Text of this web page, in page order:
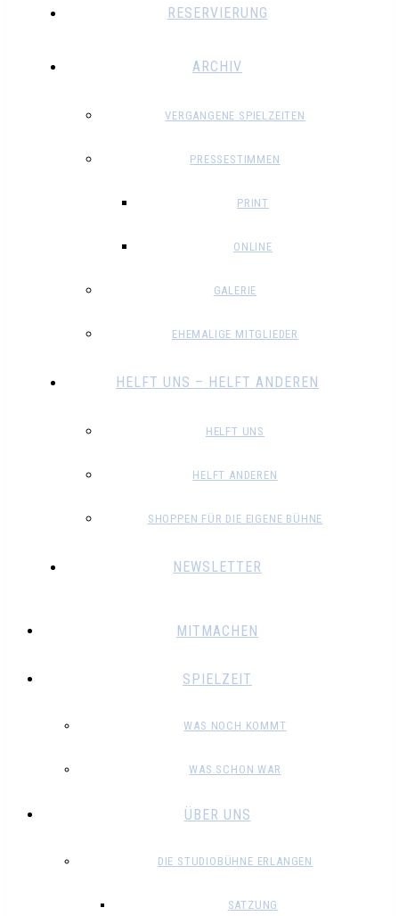
RESERVIERUNG
ARCHIV
VERGANGENE SPIELZEITEN
PRESSESTIMMEN
PRINT
ONLINE
GALERIE
EHEMALIGE MITGLIEDER
HELFT UNS – HELFT ANDEREN
HELFT UNS
HELFT ANDEREN
SHOPPEN FÜR DIE EIGENE BÜHNE
NEWSLETTER
MITMACHEN
SPIELZEIT
WAS NOCH KOMMT
WAS SCHON WAR
ÜBER UNS
DIE STUDIOBÜHNE ERLANGEN
SATZUNG